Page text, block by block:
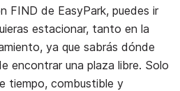
FIND de EasyPark, puedes ir
estacionar, tanto en la
ya que sabrás dónde
encontrar una plaza libre. Solo
tiempo, combustible y